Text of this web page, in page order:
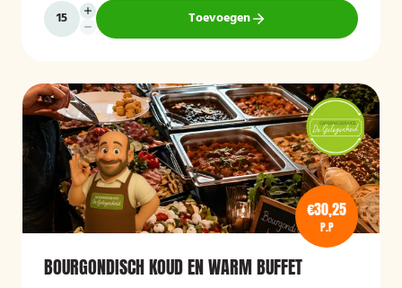
Toevoegen
€30,25
P.P
BOURGONDISCH KOUD EN WARM BUFFET